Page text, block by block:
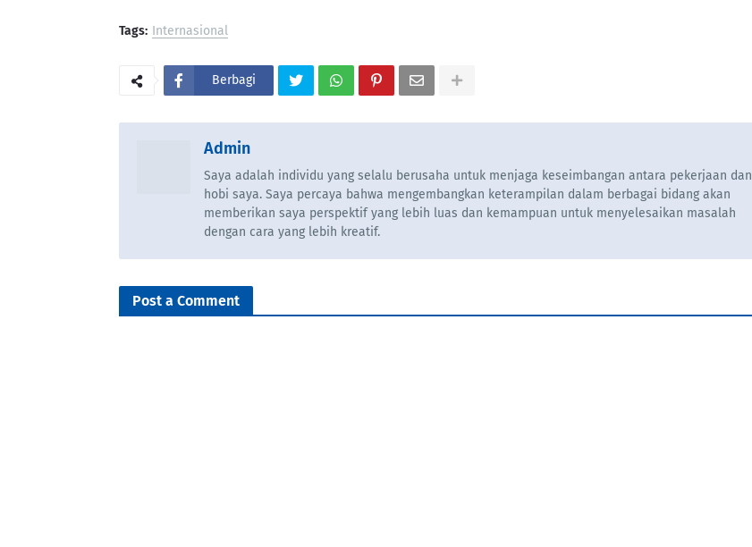
Tags: Internasional
Berbagi
Admin
Saya adalah individu yang selalu berusaha untuk menjaga keseimbangan antara pekerjaan dan
hobi saya. Saya percaya bahwa mengembangkan keterampilan dalam berbagai bidang akan
memberikan saya perspektif yang lebih luas dan kemampuan untuk menyelesaikan masalah
dengan cara yang lebih kreatif.
Post a Comment